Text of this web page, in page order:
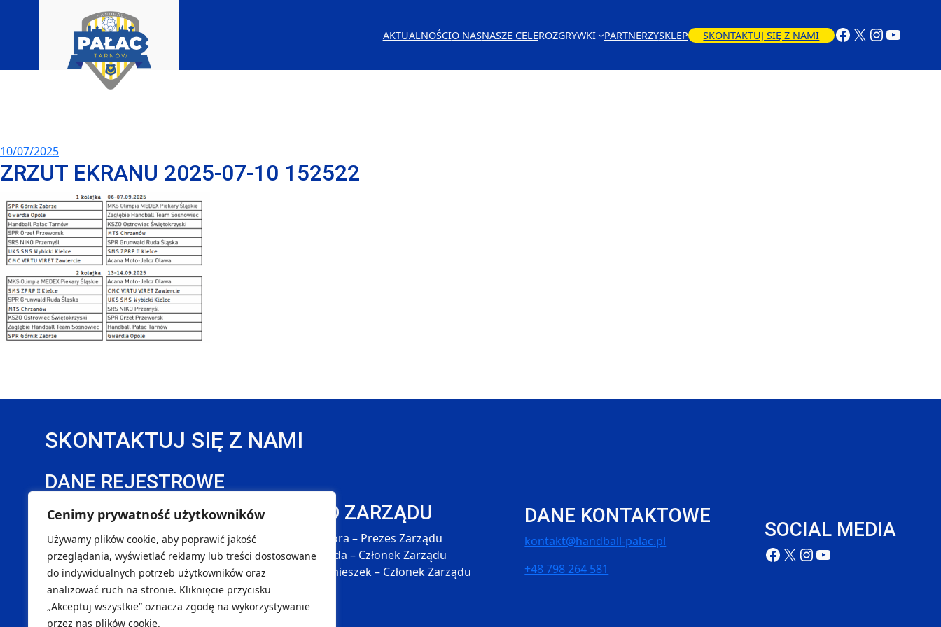
Cenimy prywatność użytkowników
Używamy plików cookie, aby poprawić jakość
przeglądania, wyświetlać reklamy lub treści dostosowane
do indywidualnych potrzeb użytkowników oraz
analizować ruch na stronie. Kliknięcie przycisku
„Akceptuj wszystkie” oznacza zgodę na wykorzystywanie
przez nas plików cookie.
AKTUALNOŚCIO NASNASZE CELEROZGRYWKI PARTNERZYSKLEP SKONTAKTUJ SIĘ Z NAMI
10/07/2025
ZRZUT EKRANU 2025-07-10 152522
SKONTAKTUJ SIĘ Z NAMI
DANE REJESTROWE
Handball Pałac Tarnów Sp. z o. o.
NIP 8733299996
REGON 540451262
KRS 0001145290
ul. Okrężna 38, 33-100 Tarnów
SKŁAD ZARZĄDU
Marcin Skóra – Prezes Zarządu
Maciej Hołda – Członek Zarządu
Tomasz Śmieszek – Członek Zarządu
DANE KONTAKTOWE
kontakt@handball-palac.pl
+48 798 264 581
SOCIAL MEDIA